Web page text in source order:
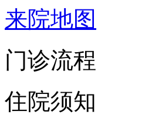
来院地图
门诊流程
住院须知